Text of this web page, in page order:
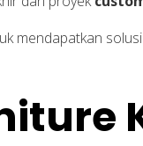
mendapatkan